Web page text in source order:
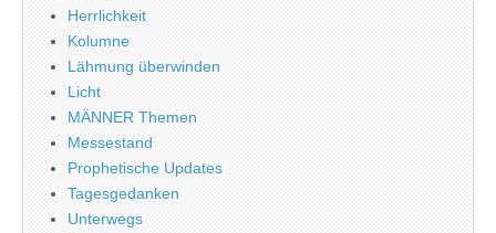
Herrlichkeit
Kolumne
Lähmung überwinden
Licht
MÄNNER Themen
Messestand
Prophetische Updates
Tagesgedanken
Unterwegs